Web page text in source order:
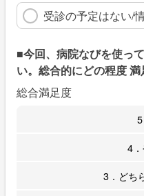
受診の予定はない/
■今回、病院なびを使っ
い。総合的にどの程度
総合満足度
4
3．どち